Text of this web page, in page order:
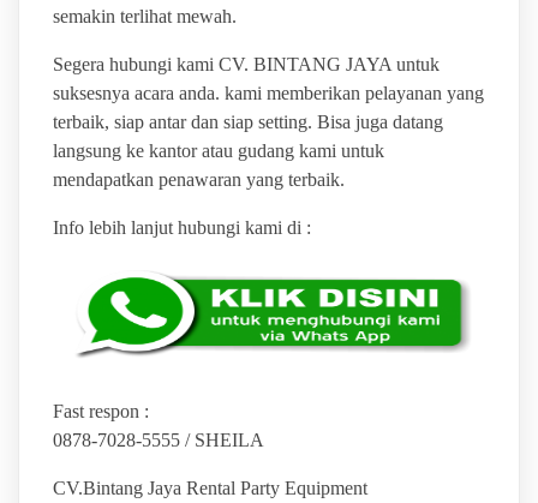
semakin terlihat mewah.
Segera hubungi kami CV. BINTANG JAYA untuk
suksesnya acara anda. kami memberikan pelayanan yang
terbaik, siap antar dan siap setting. Bisa juga datang
langsung ke kantor atau gudang kami untuk
mendapatkan penawaran yang terbaik.
Info lebih lanjut hubungi kami di :
Fast respon :
0878-7028-5555 / SHEILA
CV.Bintang Jaya Rental Party Equipment